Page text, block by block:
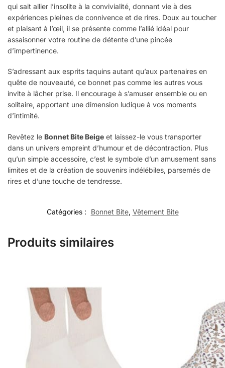
qui sait allier l’insolite à la convivialité, donnant vie à des
expériences pleines de connivence et de rires. Doux au toucher
et plaisant à l’œil, il se présente comme l’allié idéal pour
assaisonner votre routine de détente d’une pincée
d’impertinence.
S’adressant aux esprits taquins autant qu’aux partenaires en
quête de nouveauté, ce bonnet pas comme les autres vous
invite à lâcher prise. Il encourage à s’amuser ensemble ou en
solitaire, apportant une dimension ludique à vos moments
d’intimité.
Revêtez le Bonnet Bite Beige et laissez-le vous transporter
dans un univers empreint d’humour et de décontraction. Plus
qu’un simple accessoire, c’est le symbole d’un amusement sans
limites et de la création de souvenirs indélébiles, parsemés de
rires et d’une touche de tendresse.
Catégories : Bonnet Bite, Vêtement Bite
Produits similaires